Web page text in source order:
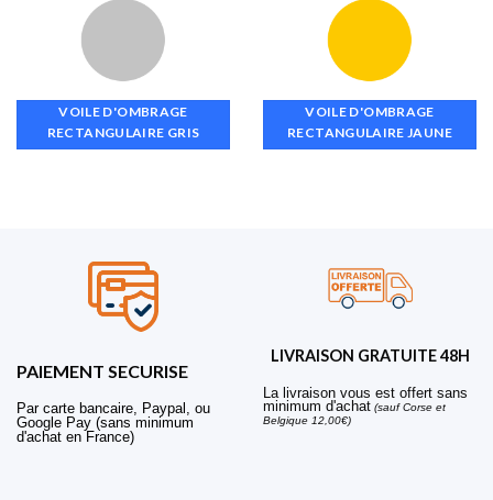
VOILE D'OMBRAGE
RECTANGULAIRE GRIS
VOILE D'OMBRAGE
RECTANGULAIRE JAUNE
PAIEMENT SECURISE
Par carte bancaire, Paypal, ou
Google Pay (sans minimum
d'achat en France)
LIVRAISON GRATUITE 48H
La livraison vous est offert sans
minimum d'achat (sauf Corse et
Belgique 12,00€)